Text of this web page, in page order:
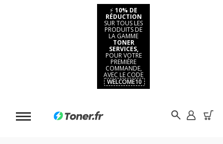
⚡ 10% DE
RÉDUCTION
SUR TOUS LES
PRODUITS DE
LA GAMME
TONER
SERVICES,
POUR VOTRE
PREMIÈRE
COMMANDE,
AVEC LE CODE
WELCOME10